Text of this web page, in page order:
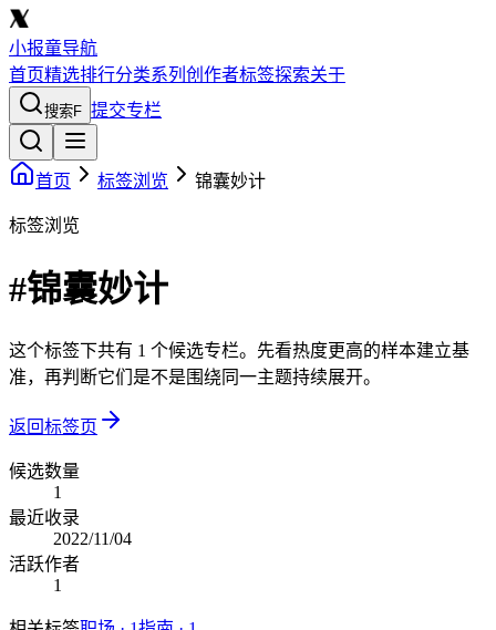
小报童导航
首页精选排行分类系列 创作者标签探索关于
搜索F 提交专栏
首页 标签浏览 锦囊妙计
标签浏览
#锦囊妙计
这个标签下共有 1 个候选专栏。先看热度更高的样本建立基
准，再判断它们是不是围绕同一主题持续展开。
返回标签页
候选数量
1
最近收录
2022/11/04
活跃作者
1